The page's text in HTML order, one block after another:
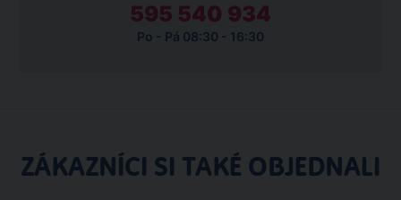
595 540 934
Po - Pá 08:30 - 16:30
ZÁKAZNÍCI SI TAKÉ OBJEDNALI